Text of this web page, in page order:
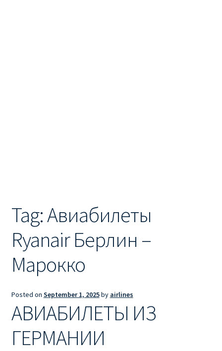
RYANAIR ИЗ РИГИ
Ryanair из Стокгольма
RYANAIR ИЗ ТАЛЛИНА
Ryanair из Тампере
RYANAIR ИЗ ЧЕХИИ | ПРАГА, ОСТРАВА, ПАРДУБИЦЕ,
БРНО
Tag:Авиабилеты
Ryanair Берлин –
Марокко
Posted on September 1, 2025by airlines
АВИАБИЛЕТЫ ИЗ
ГЕРМАНИИ